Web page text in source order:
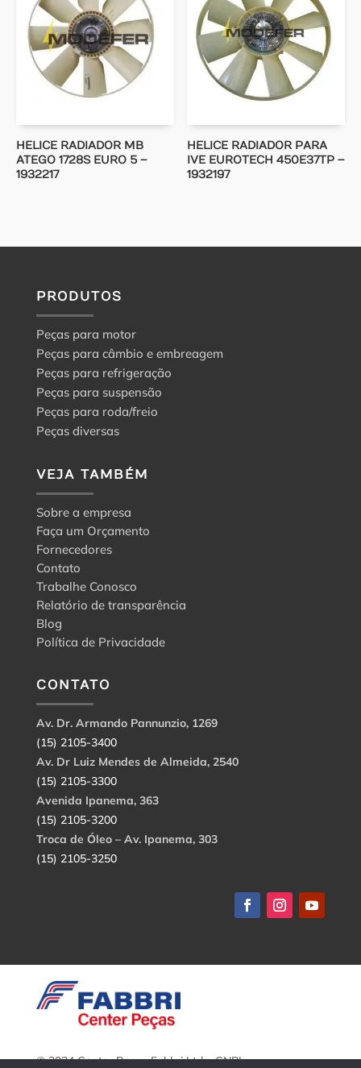
HELICE RADIADOR MB
ATEGO 1728S EURO 5 –
1932217
HELICE RADIADOR PARA
IVE EUROTECH 450E37TP –
1932197
PRODUTOS
Peças para motor
Peças para câmbio e embreagem
Peças para refrigeração
Peças para suspensão
Peças para roda/freio
Peças diversas
VEJA TAMBÉM
Sobre a empresa
Faça um Orçamento
Fornecedores
Contato
Trabalhe Conosco
Relatório de transparência
Blog
Política de Privacidade
CONTATO
Av. Dr. Armando Pannunzio, 1269
(15) 2105-3400
Av. Dr Luiz Mendes de Almeida, 2540
(15) 2105-3300
Avenida Ipanema, 363
(15) 2105-3200
Troca de Óleo – Av. Ipanema, 303
(15) 2105-3250
© 2024 Center Peças Fabbri Ltda. CNPJ: